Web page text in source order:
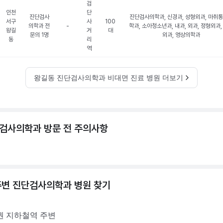
인천
서구
왕길
동
진단검사
의학과 전
문의 1명
-
검
단
사
거
리
역
100
대
진단검사의학과, 신경과, 성형외과, 마취
학과, 소아청소년과, 내과, 외과, 정형외과,
외과, 영상의학과
왕길동 진단검사의학과 비대면 진료 병원 더보기
사의학과 방문 전 주의사항
진단검사의학과 병원 찾기
지하철역 주변